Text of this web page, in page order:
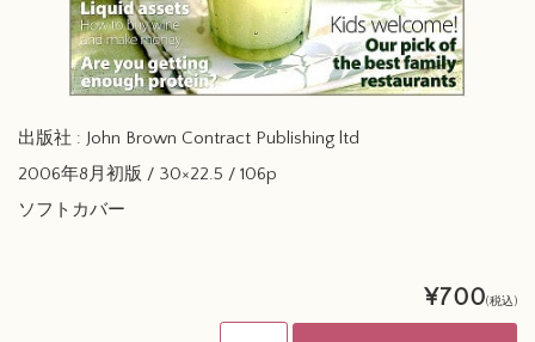
出版社 : John Brown Contract Publishing ltd
2006年8月初版 / 30×22.5 / 106p
ソフトカバー
¥700(税込)